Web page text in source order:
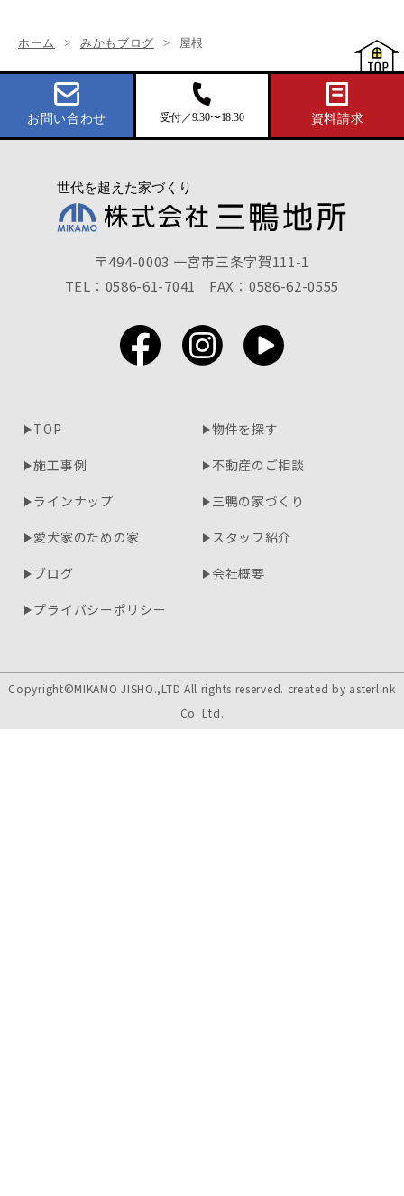
ホーム みかもブログ 屋根
お問い合わせ 受付／9:30〜18:30 資料請求
〒494-0003 一宮市三条字賀111-1
TEL：0586-61-7041
FAX：0586-62-0555
TOP
物件を探す
施工事例
不動産のご相談
ラインナップ
三鴨の家づくり
愛犬家のための家
スタッフ紹介
ブログ
会社概要
プライバシーポリシー
Copyright©MIKAMO JISHO.,LTD All rights reserved. created by asterlink
Co. Ltd.